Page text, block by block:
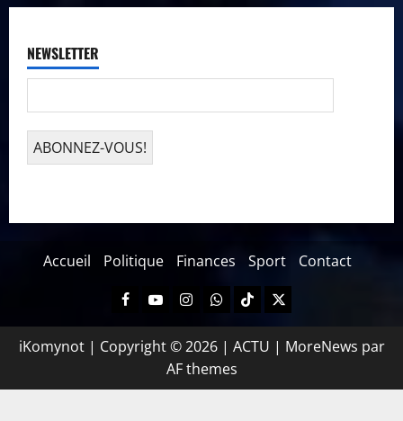
NEWSLETTER
Accueil Politique Finances Sport Contact
iKomynot | Copyright © 2026 | ACTU | MoreNews par
AF themes